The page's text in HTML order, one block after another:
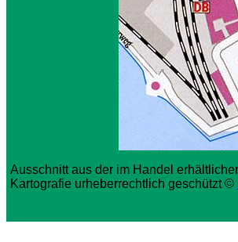
Ausschnitt aus der im Handel
Kartografie urheberrechtlich geschützt ©